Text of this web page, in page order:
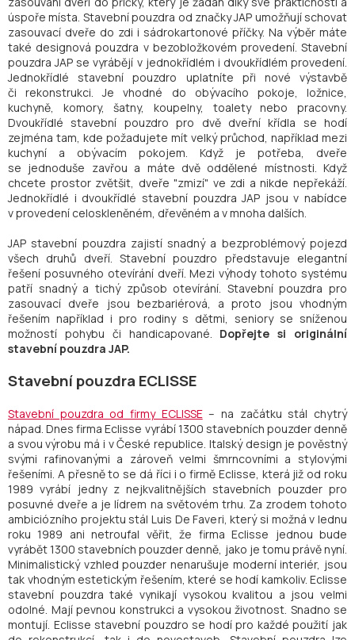
úspoře místa. Stavební pouzdra od značky JAP umožňují schovat
zasouvací dveře do zdi i sádrokartonové příčky. Na výběr máte
také designová pouzdra v bezobložkovém provedení. Stavební
pouzdra JAP se vyrábějí v jednokřídlém i dvoukřídlém provedení.
Jednokřídlé stavební pouzdro uplatníte při nové výstavbě
či rekonstrukci. Je vhodné do obývacího pokoje, ložnice,
kuchyně, komory, šatny, koupelny, toalety nebo pracovny.
Dvoukřídlé stavební pouzdro pro dvě dveřní křídla se hodí
zejména tam, kde požadujete mít velký průchod, například mezi
kuchyní a obývacím pokojem. Když je potřeba, dveře
se jednoduše zavřou a máte dvě oddělené místnosti. Když
chcete prostor zvětšit, dveře "zmizí" ve zdi a nikde nepřekáží.
Jednokřídlé i dvoukřídlé stavební pouzdra JAP jsou v nabídce
v provedení celoskleněném, dřevěném a v mnoha dalších.
JAP stavební pouzdra zajistí snadný a bezproblémový pojezd
všech druhů dveří. Stavební pouzdro představuje elegantní
řešení posuvného otevírání dveří. Mezi výhody tohoto systému
patří snadný a tichý způsob otevírání. Stavební pouzdra pro
zasouvací dveře jsou bezbariérová, a proto jsou vhodným
řešením například i pro rodiny s dětmi, seniory se sníženou
možností pohybu či handicapované. Dopřejte si originální
stavební pouzdra JAP.
Stavební pouzdra ECLISSE
Stavební pouzdra od firmy ECLISSE– na začátku stál chytrý
nápad. Dnes firma Eclisse vyrábí 1300 stavebních pouzder denně
a svou výrobu má i v České republice. Italský design je pověstný
svými rafinovanými a zároveň velmi šmrncovními a stylovými
řešeními. A přesně to se dá říci i o firmě Eclisse, která již od roku
1989 vyrábí jedny z nejkvalitnějších stavebních pouzder pro
posuvné dveře a je lídrem na světovém trhu. Za zrodem tohoto
ambiciózního projektu stál Luis De Faveri, který si možná v lednu
roku 1989 ani netroufal věřit, že firma Eclisse jednou bude
vyrábět 1300 stavebních pouzder denně, jako je tomu právě nyní.
Minimalistický vzhled pouzder nenarušuje moderní interiér, jsou
tak vhodným estetickým řešením, které se hodí kamkoliv. Eclisse
stavební pouzdra také vynikají vysokou kvalitou a jsou velmi
odolné. Mají pevnou konstrukci a vysokou životnost. Snadno se
montují. Eclisse stavební pouzdro se hodí pro každé použití jak